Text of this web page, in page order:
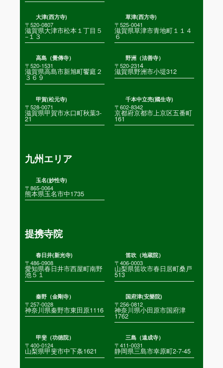
大津(西方寺)
〒520-0807
滋賀県大津市松本１丁目５
−１３
草津(西方寺)
〒525-0041
滋賀県草津市青地町１１４
６
高島（覺傳寺）
〒520-1531
滋賀県高島市新旭町饗庭２
３６９
野洲（法善寺）
〒520-2314
滋賀県野洲市小堤312
甲賀(松元寺)
〒528-0071
滋賀県甲賀市水口町秋葉3-
21
千本中立売(國生寺)
〒602-8342
京都府京都市上京区五番町
161
九州エリア
玉名(妙性寺)
〒865-0064
熊本県玉名市中1735
提携寺院
春日井(新光寺)
〒486-0908
愛知県春日井市西屋町南野
池５１
笛吹（地蔵院）
〒406-0003
山梨県笛吹市春日居町桑戸
513
秦野（金剛寺）
〒257-0028
神奈川県秦野市東田原1116
国府津(安樂院)
〒256-0812
神奈川県小田原市国府津
1762
甲斐（功徳院）
〒400-0124
山梨県甲斐市中下条1621
三島（遠成寺）
〒411-0031
静岡県三島市幸原町2-7-45